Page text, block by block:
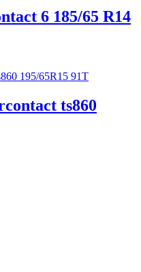
6 185/65 R14
ts860